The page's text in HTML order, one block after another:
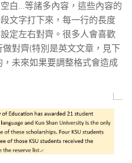
白…等諸多內容，這些內容的
文字打下來，每一行的長度
定左右對齊。很多人會喜歡
對齊(特別是英文文章，見下
未來如果要調整格式會造成